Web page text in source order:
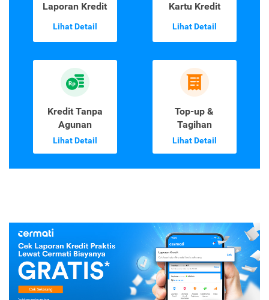
Laporan Kredit
Lihat Detail
Kartu Kredit
Lihat Detail
Kredit Tanpa
Agunan
Lihat Detail
Top-up &
Tagihan
Lihat Detail